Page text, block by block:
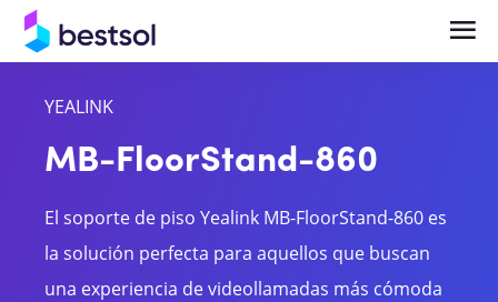
Central Telefónica IP y Comunicaciones
Empresariales
Teléfonos y terminales IP
Bases celulares
YEALINK
MB-FloorStand-860
El soporte de piso Yealink MB-FloorStand-860 es
la solución perfecta para aquellos que buscan
una experiencia de videollamadas más cómoda